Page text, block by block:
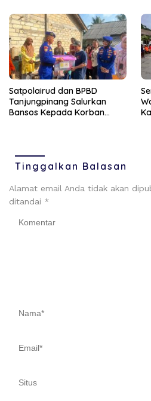
Satpolairud dan BPBD
Tanjungpinang Salurkan
Bansos Kepada Korban
Tinggalkan Balasan
Alamat email Anda tidak akan
ditandai *